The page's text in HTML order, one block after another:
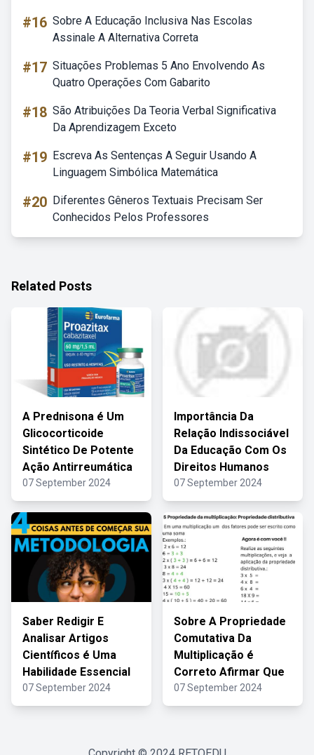
#16 Sobre A Educação Inclusiva Nas Escolas
Assinale A Alternativa Correta
#17 Situações Problemas 5 Ano Envolvendo As
Quatro Operações Com Gabarito
#18 São Atribuições Da Teoria Verbal Significativa
Da Aprendizagem Exceto
#19 Escreva As Sentenças A Seguir Usando A
Linguagem Simbólica Matemática
#20 Diferentes Gêneros Textuais Precisam Ser
Conhecidos Pelos Professores
Related Posts
A Prednisona é Um
Glicocorticoide
Sintético De Potente
Ação Antirreumática
07 September 2024
Importância Da
Relação Indissociável
Da Educação Com Os
Direitos Humanos
07 September 2024
Saber Redigir E
Analisar Artigos
Científicos é Uma
Habilidade Essencial
07 September 2024
Sobre A Propriedade
Comutativa Da
Multiplicação é
Correto Afirmar Que
07 September 2024